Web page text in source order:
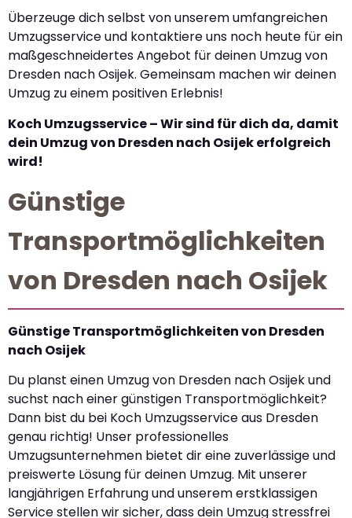
Überzeuge dich selbst von unserem umfangreichen
Umzugsservice und kontaktiere uns noch heute für ein
maßgeschneidertes Angebot für deinen Umzug von
Dresden nach Osijek. Gemeinsam machen wir deinen
Umzug zu einem positiven Erlebnis!
Koch Umzugsservice – Wir sind für dich da, damit
dein Umzug von Dresden nach Osijek erfolgreich
wird!
Günstige
Transportmöglichkeiten
von Dresden nach Osijek
Günstige Transportmöglichkeiten von Dresden
nach Osijek
Du planst einen Umzug von Dresden nach Osijek und
suchst nach einer günstigen Transportmöglichkeit?
Dann bist du bei Koch Umzugsservice aus Dresden
genau richtig! Unser professionelles
Umzugsunternehmen bietet dir eine zuverlässige und
preiswerte Lösung für deinen Umzug. Mit unserer
langjährigen Erfahrung und unserem erstklassigen
Service stellen wir sicher, dass dein Umzug stressfrei